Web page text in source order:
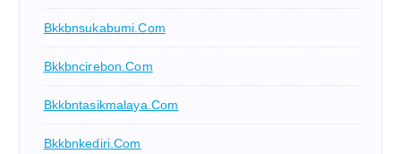
Bkkbnsukabumi.com
Bkkbncirebon.com
Bkkbntasikmalaya.com
Bkkbnkediri.com